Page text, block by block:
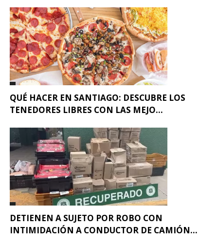
QUÉ HACER EN SANTIAGO: DESCUBRE LOS
TENEDORES LIBRES CON LAS MEJO...
DETIENEN A SUJETO POR ROBO CON
INTIMIDACIÓN A CONDUCTOR DE CAMIÓN...